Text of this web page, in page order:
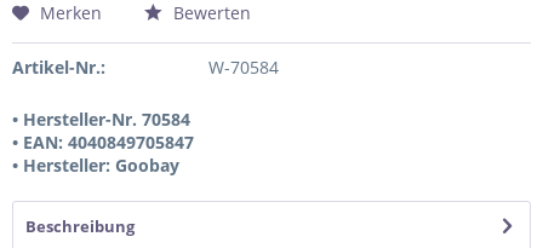
Merken Bewerten
Artikel-Nr.: W-70584
• Hersteller-Nr. 70584
• EAN: 4040849705847
• Hersteller: Goobay
Beschreibung